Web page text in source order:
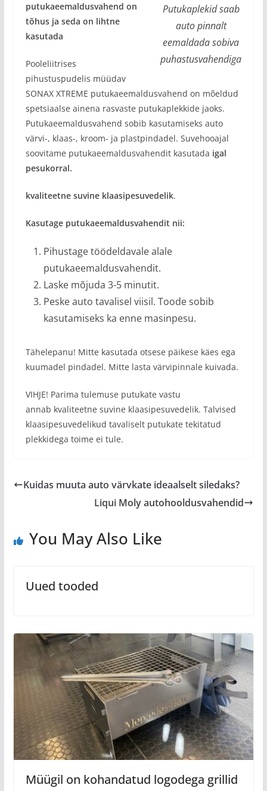
Putukaplekid saab
auto pinnalt
eemaldada sobiva
puhastusvahendiga
putukaeemaldusvahend on
tõhus ja seda on lihtne
kasutada
Pooleliitrises
pihustuspudelis müüdav
SONAX XTREME putukaeemaldusvahend on mõeldud
spetsiaalse ainena rasvaste putukaplekkide jaoks.
Putukaeemaldusvahend sobib kasutamiseks auto
värvi-, klaas-, kroom- ja plastpindadel. Suvehooajal
soovitame putukaeemaldusvahendit kasutada igal
pesukorral.
kvaliteetne suvine klaasipesuvedelik.
Kasutage putukaeemaldusvahendit nii:
Pihustage töödeldavale alale
putukaeemaldusvahendit.
Laske mõjuda 3-5 minutit.
Peske auto tavalisel viisil. Toode sobib
kasutamiseks ka enne masinpesu.
Tähelepanu! Mitte kasutada otsese päikese käes ega
kuumadel pindadel. Mitte lasta värvipinnale kuivada.
VIHJE! Parima tulemuse putukate vastu
annab kvaliteetne suvine klaasipesuvedelik. Talvised
klaasipesuvedelikud tavaliselt putukate tekitatud
plekkidega toime ei tule.
Kuidas muuta auto värvkate ideaalselt siledaks?
Liqui Moly autohooldusvahendid
You May Also Like
Uued tooded
Müügil on kohandatud logodega grillid